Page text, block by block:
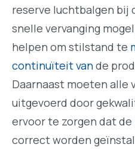
reserve luchtbalgen bij
snelle vervanging
helpen om stilstand te
continuïteit vande
Daarnaast moeten alle
uitgevoerd door
ervoor te zorgen dat
correct worden